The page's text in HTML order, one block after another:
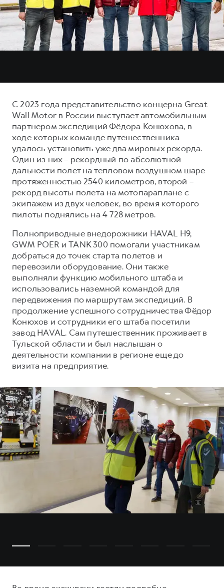
DARGO
от 3 199 000 ₽
DARGO X
от 3 499 000 ₽
от 2 899 000 ₽
F7X
от 3 599 000 ₽
POER
от 3 449 000 ₽
Тест-драйв
Трейд-ин
Кредитный калькулятор
Кредит
КОРПОРАТИВНЫМ КЛИЕНТАМ
Для малого бизнеса
Корпоративным клиентам
Крупным корпоративным клиентам
Система управления автопарком
HAVAL Лизинг
АКСЕССУАРЫ HAVAL
Автомобильные аксессуары
Коллекция CITY
Коллекция Базовая
Коллекция Детская
СЕРВИСНОЕ ОБСЛУЖИВАНИЕ
Нулевое ТО
Программа «Помощь на дороге»
Электронный ПТС
ПОДДЕРЖКА
GWM Безопасность
Гарантия HAVAL
Мобильное приложение GWM
Программа «HAVAL Защита+»
Руководства по эксплуатации
Подписки
АКСЕССУАРЫ HAVAL
Автомобильные аксессуары
Коллекция CITY
Коллекция Базовая
Коллекция Детская
О дилере
Наша команда
Контакты
С 2023 года представительство концерна Great
Wall Motor в России выступает автомобильным
партнером экспедиций Фёдора Конюхова, в
ходе которых команде путешественника
удалось установить уже два мировых рекорда.
Один из них – рекордный по абсолютной
дальности полет на тепловом воздушном шаре
протяженностью 2540 километров, второй –
рекорд высоты полета на мотопараплане с
экипажем из двух человек, во время которого
пилоты поднялись на 4 728 метров.
Полноприводные внедорожники HAVAL H9,
GWM POER и TANK 300 помогали участникам
добраться до точек старта полетов и
перевозили оборудование. Они также
выполняли функцию мобильного штаба и
использовались наземной командой для
передвижения по маршрутам экспедиций. В
продолжение успешного сотрудничества Фёдор
Конюхов и сотрудники его штаба посетили
завод HAVAL. Сам путешественник проживает в
Тульской области и был наслышан о
деятельности компании в регионе еще до
визита на предприятие.